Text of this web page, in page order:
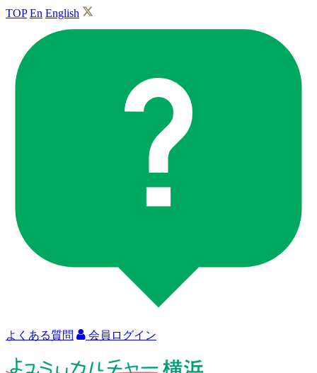
TOP En English
よくある質問 会員ログイン